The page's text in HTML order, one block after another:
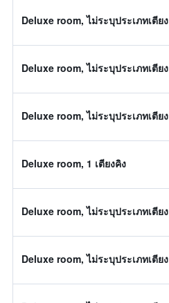
Deluxe room, ไม่ระบุประเภทเตียง
Deluxe room, ไม่ระบุประเภทเตียง
Deluxe room, ไม่ระบุประเภทเตียง
Deluxe room, 1 เตียงคิง
Deluxe room, ไม่ระบุประเภทเตียง
Deluxe room, ไม่ระบุประเภทเตียง